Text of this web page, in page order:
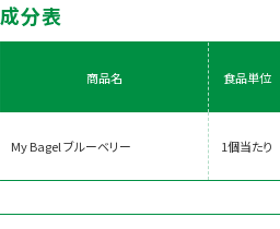
成分表
商品名 食品単位
My Bagel ブルーベリー 1個当たり